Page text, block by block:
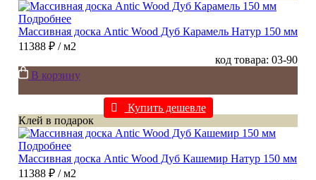
Подробнее
Массивная доска Antic Wood Дуб Карамель Натур 150 мм
11388 ₽ / м2
код товара: 03-90
В корзину
Купить дешевле
Клей в подарок
Подробнее
Массивная доска Antic Wood Дуб Кашемир Натур 150 мм
11388 ₽ / м2